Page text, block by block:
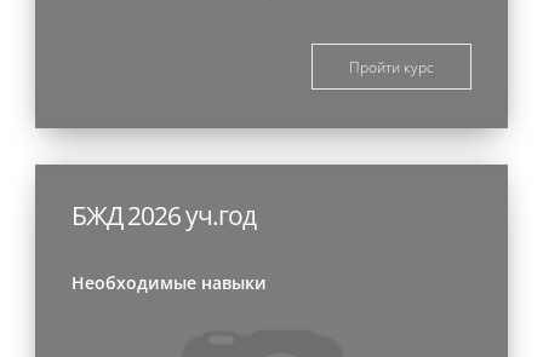
Пройти курс
БЖД 2026 уч.год
Необходимые навыки